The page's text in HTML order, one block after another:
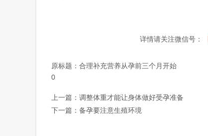
详情请关注微信号：
原标题： 合理补充营养从孕前三个月开始
0
上一篇： 调整体重才能让身体做好受孕准备
下一篇： 备孕要注意生殖环境